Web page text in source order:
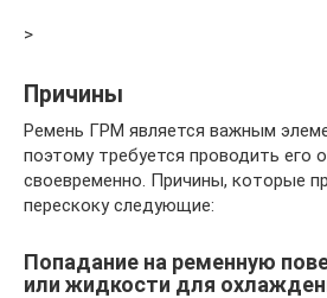
>
Причины
Ремень ГРМ является важным
поэтому требуется проводить его
своевременно. Причины, которые
перескоку следующие:
Попадание на ременную
или жидкости для